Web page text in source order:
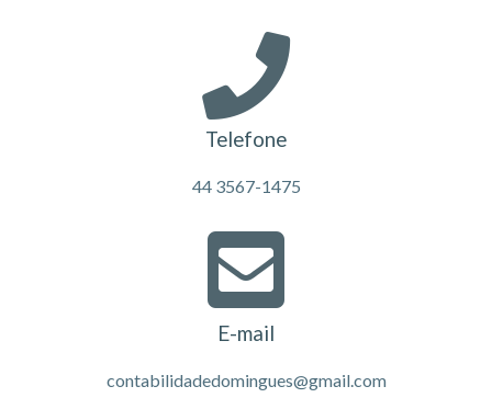
Telefone
44 3567-1475
E-mail
contabilidadedomingues@gmail.com